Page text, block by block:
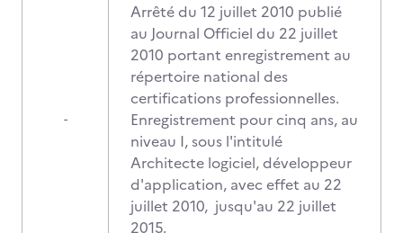
-
Arrêté du 12 juillet 2010 publié
au Journal Officiel du 22 juillet
2010 portant enregistrement au
répertoire national des
certifications professionnelles.
Enregistrement pour cinq ans, au
niveau I, sous l'intitulé
Architecte logiciel, développeur
d'application, avec effet au 22
juillet 2010, jusqu'au 22 juillet
2015.